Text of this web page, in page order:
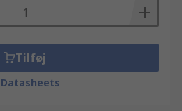
Tilføj
Datasheets